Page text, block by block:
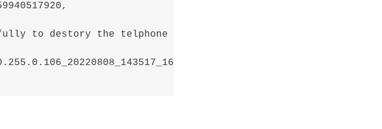
to destory the telphone conference!",